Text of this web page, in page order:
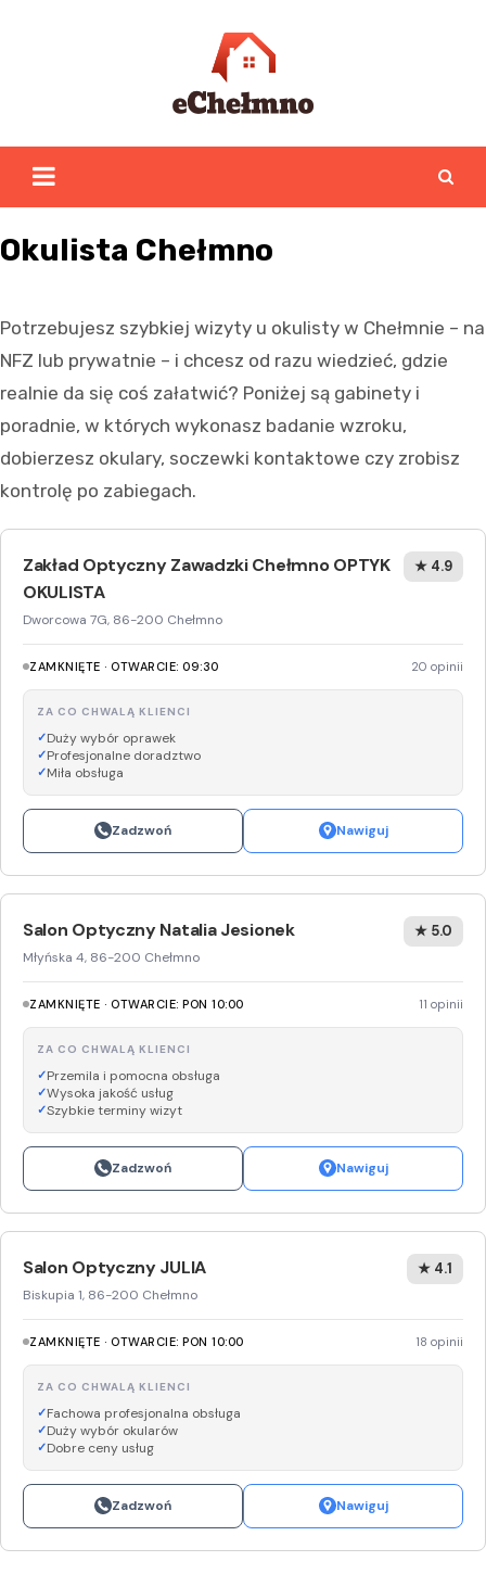
Okulista Chełmno
Potrzebujesz szybkiej wizyty u okulisty w Chełmnie – na
NFZ lub prywatnie – i chcesz od razu wiedzieć, gdzie
realnie da się coś załatwić? Poniżej są gabinety i
poradnie, w których wykonasz badanie wzroku,
dobierzesz okulary, soczewki kontaktowe czy zrobisz
kontrolę po zabiegach.
Zakład Optyczny Zawadzki Chełmno OPTYK
OKULISTA
Dworcowa 7G, 86-200 Chełmno
★ 4.9
ZAMKNIĘTE · OTWARCIE: 09:30 20 opinii
ZA CO CHWALĄ KLIENCI
Duży wybór oprawek
Profesjonalne doradztwo
Miła obsługa
Zadzwoń Nawiguj
Salon Optyczny Natalia Jesionek
Młyńska 4, 86-200 Chełmno
★ 5.0
ZAMKNIĘTE · OTWARCIE: PON 10:00 11 opinii
ZA CO CHWALĄ KLIENCI
Przemila i pomocna obsługa
Wysoka jakość usług
Szybkie terminy wizyt
Zadzwoń Nawiguj
Salon Optyczny JULIA
Biskupia 1, 86-200 Chełmno
★ 4.1
ZAMKNIĘTE · OTWARCIE: PON 10:00 18 opinii
ZA CO CHWALĄ KLIENCI
Fachowa profesjonalna obsługa
Duży wybór okularów
Dobre ceny usług
Zadzwoń Nawiguj